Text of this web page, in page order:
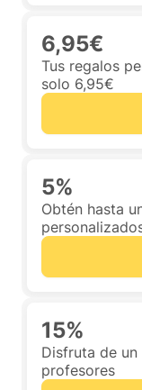
6,95€
Tus regalos
solo 6,95€
5%
Obtén hasta
15%
Disfruta de un
profesores